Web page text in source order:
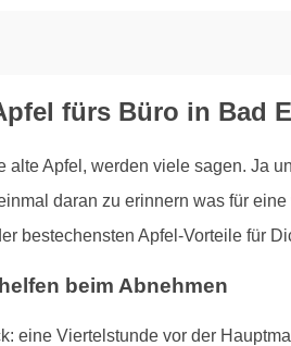
fürs Büro in Bad
alte Apfel, werden viele sagen. Ja
daran zu erinnern was für
bestechensten Apfel-Vorteile für
beim Abnehmen
eine Viertelstunde vor der